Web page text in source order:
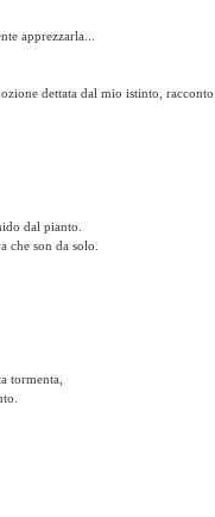
apprezzarla...
dettata dal mio istinto, racconto.
dal pianto.
che son da solo.
tormenta,